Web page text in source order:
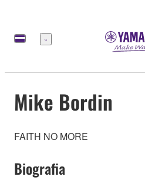
Menu
Mike Bordin
FAITH NO MORE
Biografia